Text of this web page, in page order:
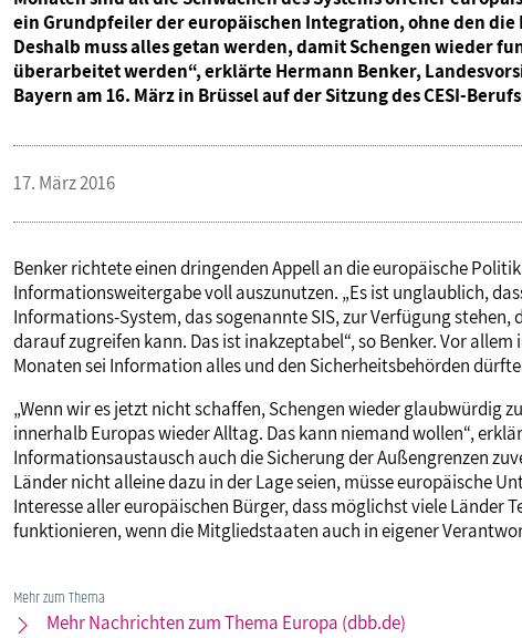
ein Grundpfeiler der europäischen Integration, ohne den
Deshalb muss alles getan werden, damit Schengen wieder
überarbeitet werden“, erklärte Hermann Benker,
Bayern am 16. März in Brüssel auf der Sitzung des CESI-
17. März 2016
Benker richtete einen dringenden Appell an die europäische
Informationsweitergabe voll auszunutzen. „Es ist unglaublich,
Informations-System, das sogenannte SIS, zur Verfügung
darauf zugreifen kann. Das ist inakzeptabel“, so Benker. Vor
Monaten sei Information alles und den Sicherheitsbehörden
„Wenn wir es jetzt nicht schaffen, Schengen wieder glaubwürdig
innerhalb Europas wieder Alltag. Das kann niemand wollen“,
Informationsaustausch auch die Sicherung der Außengrenzen
Länder nicht alleine dazu in der Lage seien, müsse europäische
Interesse aller europäischen Bürger, dass möglichst viele Länder
funktionieren, wenn die Mitgliedstaaten auch in eigener
Mehr zum Thema
Mehr Nachrichten zum Thema Europa (dbb.de)